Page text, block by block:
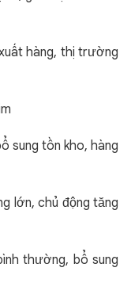
hàng, thị trường
sung tồn kho, hàng
lớn, chủ động tăng
thường, bổ sung